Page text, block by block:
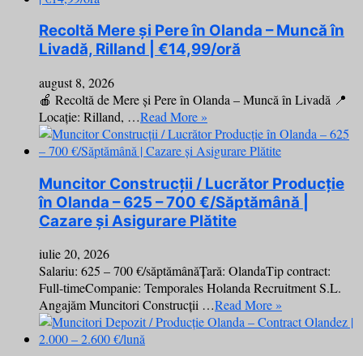
Recoltă Mere și Pere în Olanda – Muncă în
Livadă, Rilland | €14,99/oră
august 8, 2026
🍎 Recoltă de Mere și Pere în Olanda – Muncă în Livadă 📍
Locație: Rilland, …Read More »
Muncitor Construcții / Lucrător Producție
în Olanda – 625 – 700 €/Săptămână |
Cazare și Asigurare Plătite
iulie 20, 2026
Salariu: 625 – 700 €/săptămânăȚară: OlandaTip contract:
Full-timeCompanie: Temporales Holanda Recruitment S.L.
Angajăm Muncitori Construcții …Read More »